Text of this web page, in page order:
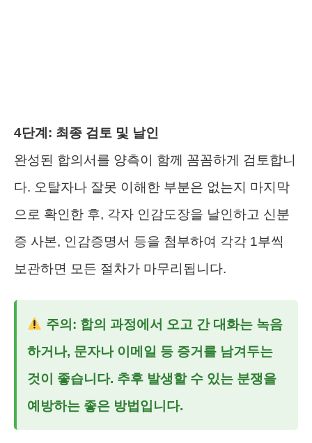
4단계: 최종 검토 및 날인
완성된 합의서를 양측이 함께 꼼꼼하게 검토합니
다. 오탈자나 잘못 이해한 부분은 없는지 마지막
으로 확인한 후, 각자 인감도장을 날인하고 신분
증 사본, 인감증명서 등을 첨부하여 각각 1부씩
보관하면 모든 절차가 마무리됩니다.
주의: 합의 과정에서 오고 간 대화는 녹음
하거나, 문자나 이메일 등 증거를 남겨두는
것이 좋습니다. 추후 발생할 수 있는 분쟁을
예방하는 좋은 방법입니다.